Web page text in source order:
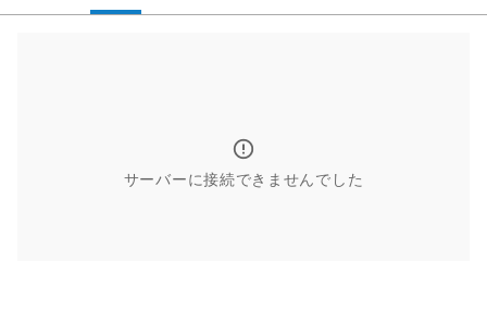
サーバーに接続できませんでした